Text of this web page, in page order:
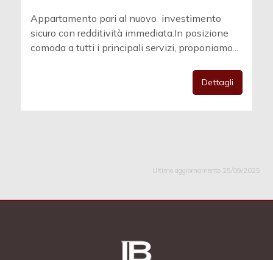
Appartamento pari al nuovo  investimento
sicuro con redditività immediata.In posizione
comoda a tutti i principali servizi, proponiamo...
Dettagli
Ultimo aggiornamento 25/09/2025